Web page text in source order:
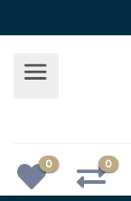
0 0